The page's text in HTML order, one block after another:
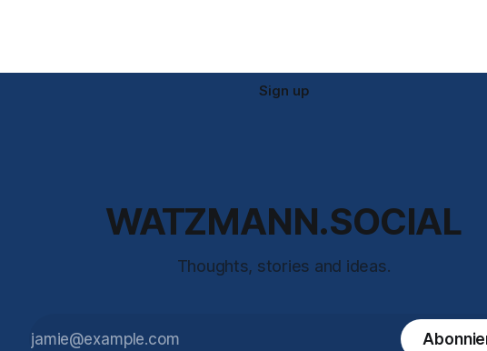
Sign up
WATZMANN.SOCIAL
Thoughts, stories and ideas.